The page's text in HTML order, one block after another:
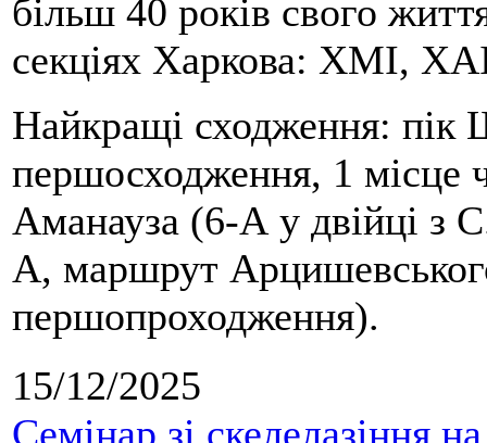
більш 40 років свого
секціях Харкова: ХМІ,
Найкращі сходження: пік
першосходження, 1 місце
Аманауза (6-А у двійці з
А, маршрут
першопроходження).
15/12/2025
Семінар зі скелелазіння